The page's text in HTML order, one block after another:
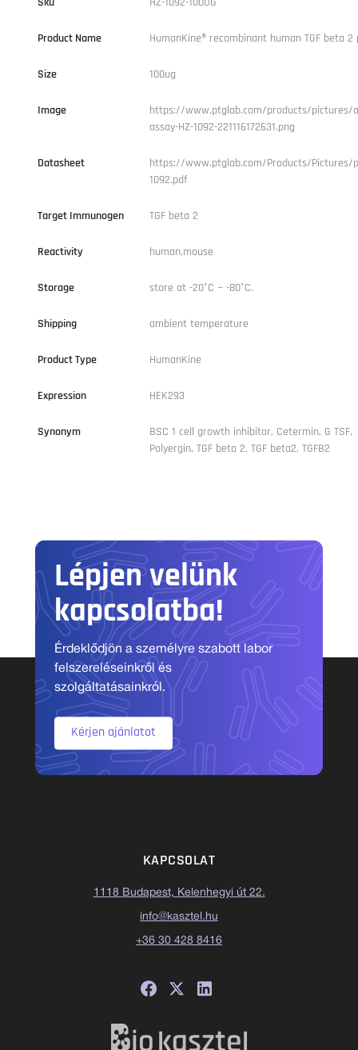
Product Name HumanKine® recombinant human TGF beta 2
Size 100ug
Image
https://www.ptglab.com/products/pictures/
assay-HZ-1092-221116172631.png
Datasheet
https://www.ptglab.com/Products/Pictures/
1092.pdf
Target Immunogen TGF beta 2
Reactivity human,mouse
Storage store at -20°C ~ -80°C.
Shipping ambient temperature
Product Type HumanKine
Expression HEK293
Synonym
BSC 1 cell growth inhibitor, Cetermin, G TSF,
Polyergin, TGF beta 2, TGF beta2, TGFB2
Lépjen velünk
kapcsolatba!
Érdeklődjön a személyre szabott labor
felszereléseinkről és
szolgáltatásainkról.
Kérjen ajánlatot
KAPCSOLAT
1118 Budapest, Kelenhegyi út 22.
info@kasztel.hu
+36 30 428 8416